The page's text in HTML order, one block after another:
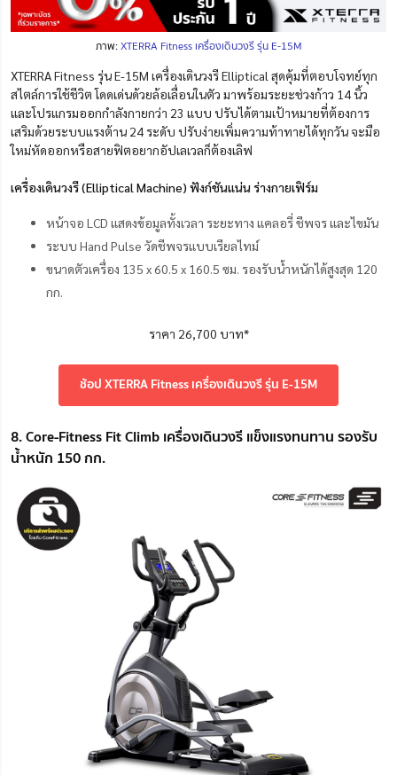
ภาพ:XTERRA Fitness เครื่องเดินวงรี รุ่น E-15M
XTERRA Fitness รุ่น E-15M เครื่องเดินวงรี Elliptical สุดคุ้มที่ตอบโจทย์ทุก
สไตล์การใช้ชีวิต โดดเด่นด้วยล้อเลื่อนในตัว มาพร้อมระยะช่วงก้าว 14 นิ้ว
และโปรแกรมออกกำลังกายกว่า 23 แบบ ปรับได้ตามเป้าหมายที่ต้องการ
เสริมด้วยระบบแรงต้าน 24 ระดับ ปรับง่ายเพิ่มความท้าทายได้ทุกวัน จะมือ
ใหม่หัดออกหรือสายฟิตอยากอัปเลเวลก็ต้องเลิฟ
เครื่องเดินวงรี (Elliptical Machine) ฟังก์ชันแน่น ร่างกายเฟิร์ม
หน้าจอ LCD แสดงข้อมูลทั้งเวลา ระยะทาง แคลอรี่ ชีพจร และไขมัน
ระบบ Hand Pulse วัดชีพจรแบบเรียลไทม์
ขนาดตัวเครื่อง 135 x 60.5 x 160.5 ซม. รองรับน้ำหนักได้สูงสุด 120
กก.
ราคา 26,700 บาท*
ช้อป XTERRA Fitness เครื่องเดินวงรี รุ่น E-15M
8. Core-Fitness Fit Climb เครื่องเดินวงรี แข็งแรงทนทาน รองรับ
น้ำหนัก 150 กก.